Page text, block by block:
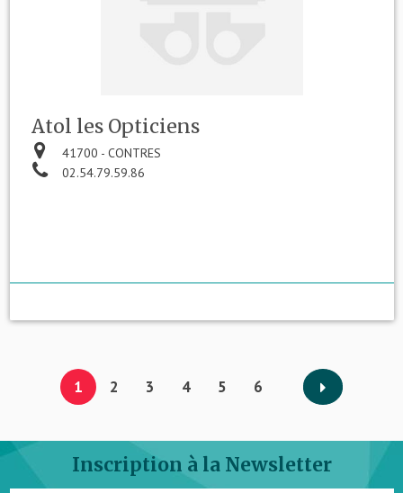
Atol les Opticiens
41700 - CONTRES
02.54.79.59.86
1 2 3 4 5 6
Inscription à la Newsletter